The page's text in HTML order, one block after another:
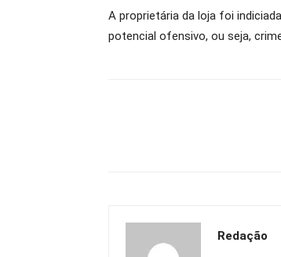
A proprietária da loja foi
potencial ofensivo, ou seja,
Redação